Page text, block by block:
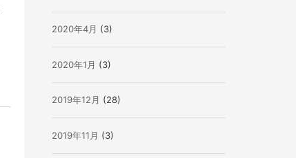
2020年4月 (3)
2020年1月 (3)
2019年12月 (28)
2019年11月 (3)